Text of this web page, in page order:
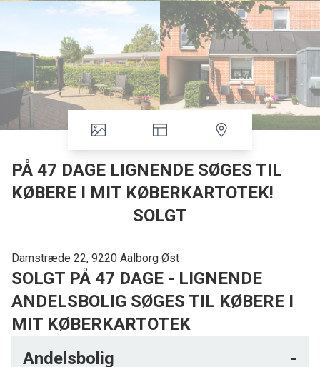
PÅ 47 DAGE LIGNENDE SØGES TIL
KØBERE I MIT KØBERKARTOTEK!
SOLGT
Damstræde 22, 9220 Aalborg Øst
SOLGT PÅ 47 DAGE - LIGNENDE
ANDELSBOLIG SØGES TIL KØBERE I
MIT KØBERKARTOTEK
Andelsbolig -